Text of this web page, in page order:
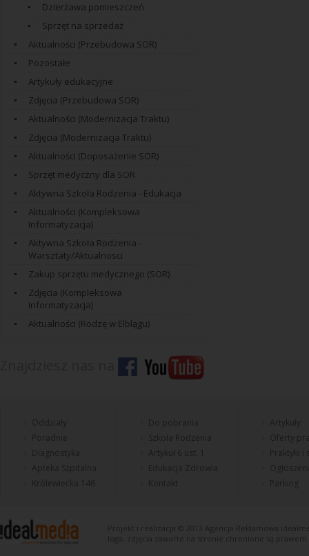
Dzierżawa pomieszczeń
Sprzęt na sprzedaż
Aktualności (Przebudowa SOR)
Pozostałe
Artykuły edukacyjne
Zdjęcia (Przebudowa SOR)
Aktualności (Modernizacja Traktu)
Zdjęcia (Modernizacja Traktu)
Aktualności (Doposażenie SOR)
Sprzęt medyczny dla SOR
Aktywna Szkoła Rodzenia - Edukacja
Aktualności (Kompleksowa
Informatyzacja)
Aktywna Szkoła Rodzenia -
Warsztaty/Aktualnosci
Zakup sprzętu medycznego (SOR)
Zdjęcia (Kompleksowa
Informatyzacja)
Aktualności (Rodzę w Elblągu)
Poradnie
Diagnostyka
Apteka Szpitalna
Królewiecka 146
Do pobrania
Artykuł 6 ust. 1
Edukacja Zdrowia
Artykuły
Oferty
Praktyki
Parking
Projekt i realizacja © 2013 Agencja Reklamowa
loga, zdjęcia zawarte na stronie chronione są